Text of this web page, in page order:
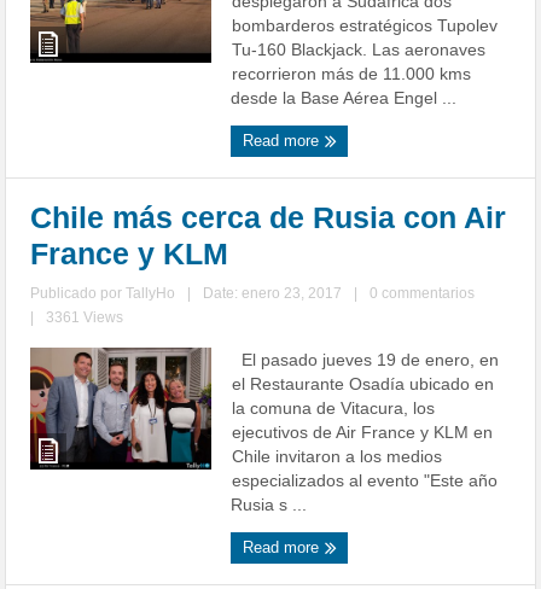
bombarderos estratégicos Tupolev
Tu-160 Blackjack. Las aeronaves
recorrieron más de 11.000 kms
desde la Base Aérea Engel ...
Read more
Chile más cerca de Rusia con Air
France y KLM
Publicado porTallyHo Date: enero 23, 2017
0 commentarios
3361 Views
El pasado jueves 19 de enero, en
el Restaurante Osadía ubicado en
la comuna de Vitacura, los
ejecutivos de Air France y KLM en
Chile invitaron a los medios
especializados al evento "Este año
Rusia s ...
Read more